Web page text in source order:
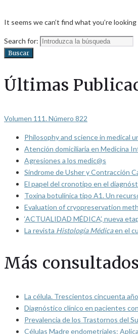
It seems we can’t find what you’re
Search for:
Buscar
Últimas
Volumen 111. Número 822
Philosophy and science in medical
Atención domiciliaria en Medicina
Agresiones a los medic@s
Síndrome de Usher y Contracción
El papel del cronotipo en el
Toxina botulínica tipo A1. Un
Evaluation of cryopreservation
‘ACTUALIDAD MÉDICA’, nueva
La revista Histología Médicaen el
Más consultados
La célula. Trescientos cincuenta
Diagnóstico clínico en pacientes
Prevalencia de los Trastornos del
Células Madre endometriales: